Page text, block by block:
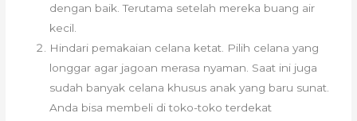
dengan baik. Terutama setelah mereka buang air
kecil.
Hindari pemakaian celana ketat. Pilih celana yang
longgar agar jagoan merasa nyaman. Saat ini juga
sudah banyak celana khusus anak yang baru sunat.
Anda bisa membeli di toko-toko terdekat